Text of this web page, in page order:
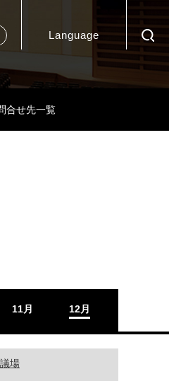
Language
合せ先一覧
11月 12月
場